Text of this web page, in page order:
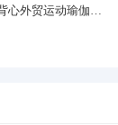
心外贸运动瑜伽服